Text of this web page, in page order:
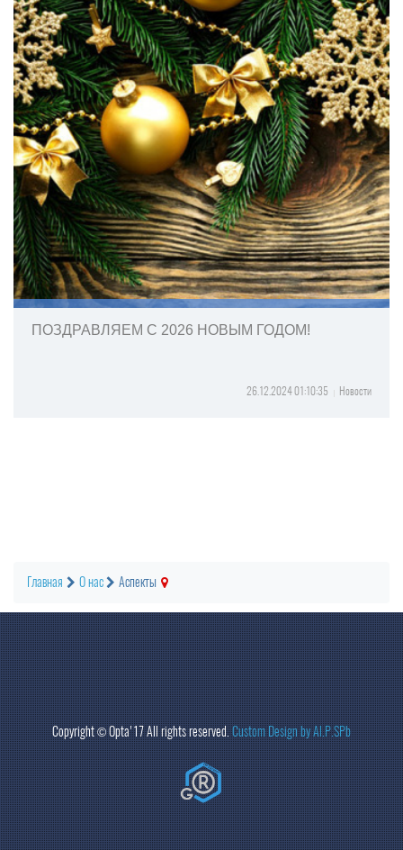
ПОЗДРАВЛЯЕМ С 2026 НОВЫМ ГОДОМ!
26.12.2024 01:10:35 Новости
Главная О нас Аспекты
Copyright ©Opta'17 All rights reserved.Custom Design by Al.P.SPb